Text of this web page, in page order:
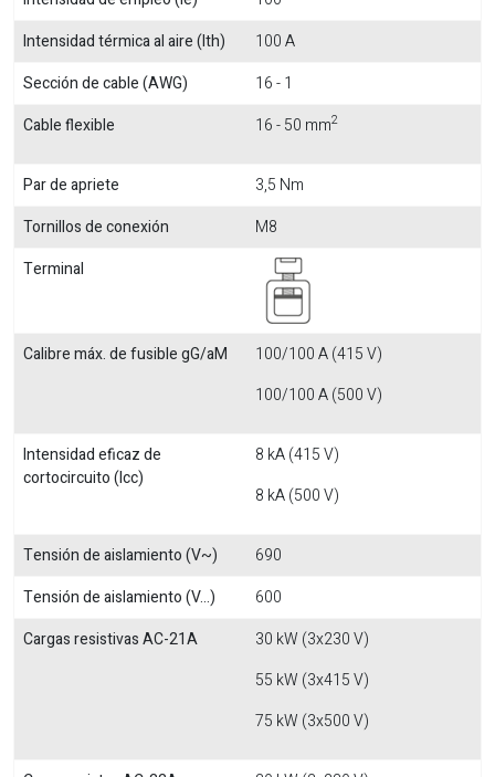
Intensidad térmica al aire (Ith)
100 A
Sección de cable (AWG)
16 - 1
Cable flexible
16 - 50 mm2
Par de apriete
3,5 Nm
Tornillos de conexión
M8
Terminal
Calibre máx. de fusible gG/aM
100/100 A (415 V)
100/100 A (500 V)
Intensidad eficaz de
cortocircuito (Icc)
8 kA (415 V)
8 kA (500 V)
Tensión de aislamiento (V~)
690
Tensión de aislamiento (V...)
600
Cargas resistivas AC-21A
30 kW (3x230 V)
55 kW (3x415 V)
75 kW (3x500 V)